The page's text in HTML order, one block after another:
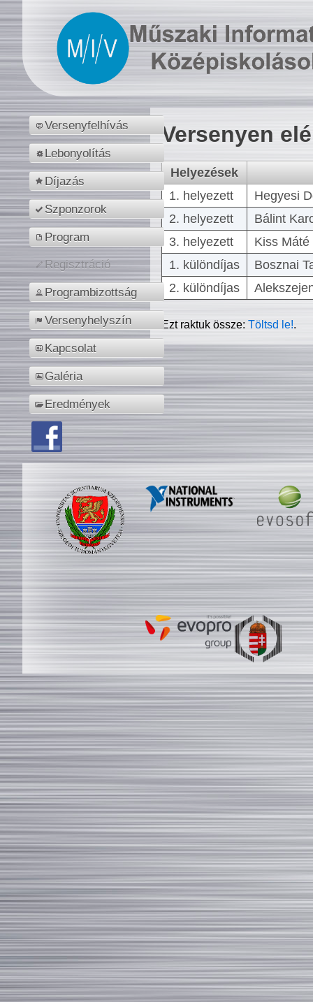
Versenyfelhívás
Lebonyolítás
Díjazás
Szponzorok
Program
Regisztráció
Programbizottság
Versenyhelyszín
Kapcsolat
Galéria
Eredmények
Versenyen
Helyezések
1. helyezett
Hegyesi
2. helyezett
Bálint
3. helyezett
Kiss
1. különdíjas
Bosznai
2. különdíjas
Ezt raktuk össze:Töltsd le!.